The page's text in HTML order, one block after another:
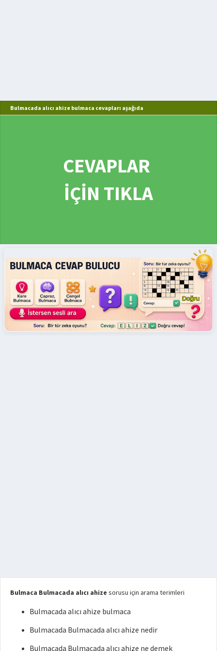
Bulmacada alıcı ahize bulmaca cevapları aşağıda
CEVAPLAR
İÇİN TIKLA
Bulmaca Bulmacada alıcı ahize sorusu için arama terimleri
Bulmacada alıcı ahize bulmaca
Bulmacada Bulmacada alıcı ahize nedir
Bulmacada Bulmacada alıcı ahize ne demek